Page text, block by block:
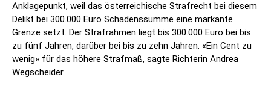
Anklagepunkt, weil das österreichische Strafrecht bei diesem
Delikt bei 300.000 Euro Schadenssumme eine markante
Grenze setzt. Der Strafrahmen liegt bis 300.000 Euro bei bis
zu fünf Jahren, darüber bei bis zu zehn Jahren. «Ein Cent zu
wenig» für das höhere Strafmaß, sagte Richterin Andrea
Wegscheider.